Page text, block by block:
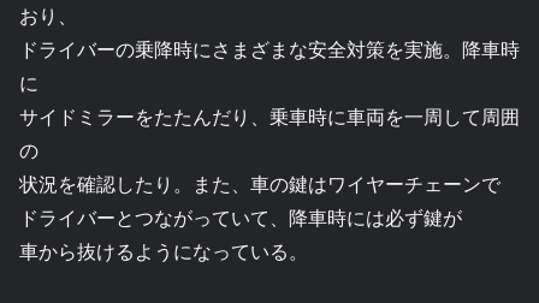
おり、
ドライバーの乗降時にさまざまな安全対策を実施。降車時
に
サイドミラーをたたんだり、乗車時に車両を一周して周囲
の
状況を確認したり。また、車の鍵はワイヤーチェーンで
ドライバーとつながっていて、降車時には必ず鍵が
車から抜けるようになっている。